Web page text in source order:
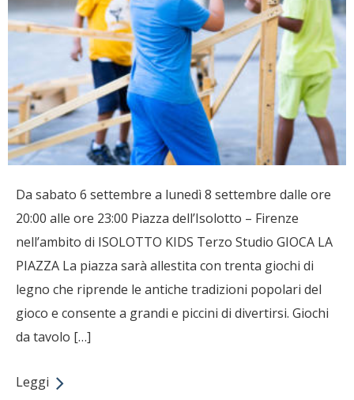
Da sabato 6 settembre a lunedì 8 settembre dalle ore
20:00 alle ore 23:00 Piazza dell’Isolotto – Firenze
nell’ambito di ISOLOTTO KIDS Terzo Studio GIOCA LA
PIAZZA La piazza sarà allestita con trenta giochi di
legno che riprende le antiche tradizioni popolari del
gioco e consente a grandi e piccini di divertirsi. Giochi
da tavolo […]
Leggi